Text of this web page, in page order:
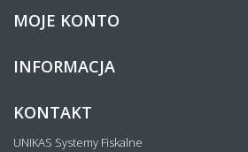
MOJE KONTO
INFORMACJA
KONTAKT
UNIKAS Systemy Fiskalne